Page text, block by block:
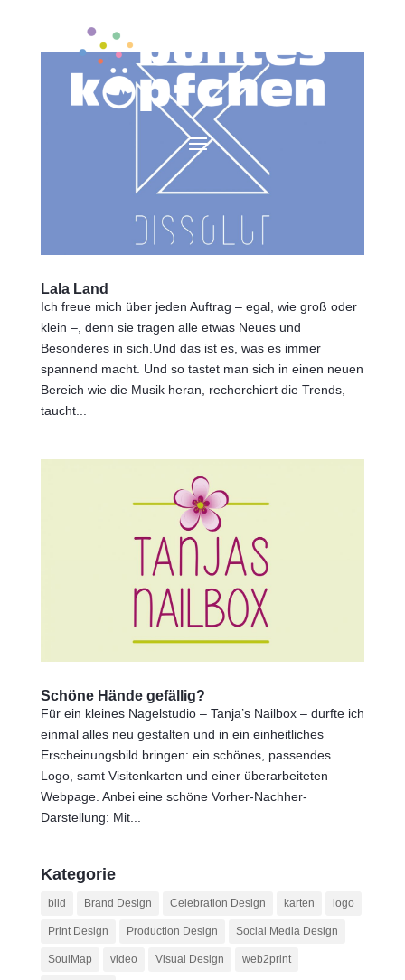
Lala Land
Ich freue mich über jeden Auftrag – egal, wie groß oder
klein –, denn sie tragen alle etwas Neues und
Besonderes in sich.Und das ist es, was es immer
spannend macht. Und so tastet man sich in einen neuen
Bereich wie die Musik heran, recherchiert die Trends,
taucht...
Schöne Hände gefällig?
Für ein kleines Nagelstudio – Tanja’s Nailbox – durfte ich
einmal alles neu gestalten und in ein einheitliches
Erscheinungsbild bringen: ein schönes, passendes
Logo, samt Visitenkarten und einer überarbeiteten
Webpage. Anbei eine schöne Vorher-Nachher-
Darstellung: Mit...
Kategorie
bild Brand Design Celebration Design karten logo
Print Design Production Design Social Media Design
SoulMap video Visual Design web2print